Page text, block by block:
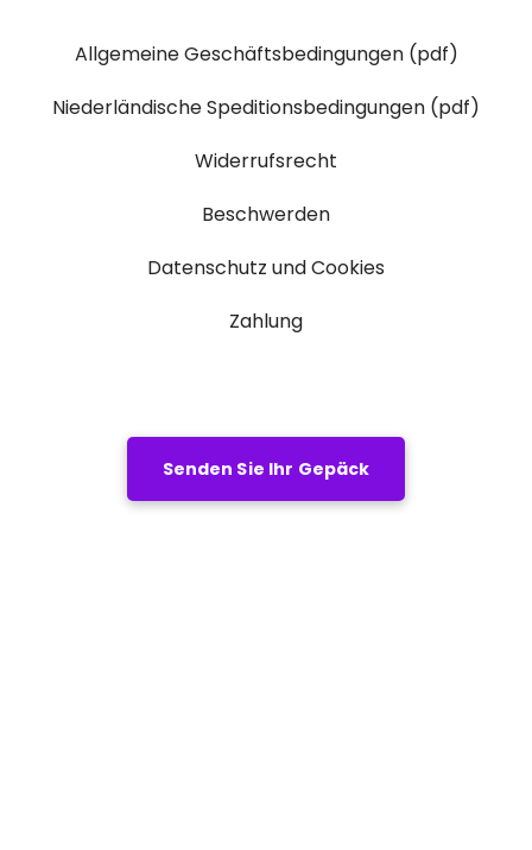
Allgemeine Geschäftsbedingungen (pdf)
Niederländische Speditionsbedingungen (pdf)
Widerrufsrecht
Beschwerden
Datenschutz und Cookies
Zahlung
Senden Sie Ihr Gepäck